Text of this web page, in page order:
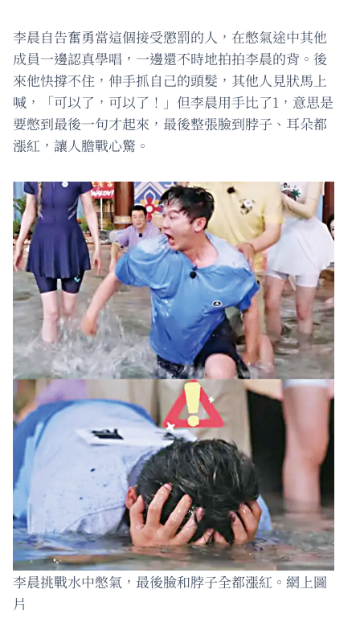
李晨自告奮勇當這個接受懲罰的人，在憋氣途中其他
成員一邊認真學唱，一邊還不時地拍拍李晨的背。後
來他快撐不住，伸手抓自己的頭髮，其他人見狀馬上
喊，「可以了，可以了！」但李晨用手比了1，意思是
要憋到最後一句才起來，最後整張臉到脖子、耳朵都
漲紅，讓人膽戰心驚。
李晨挑戰水中憋氣，最後臉和脖子全都漲紅。網上圖
片